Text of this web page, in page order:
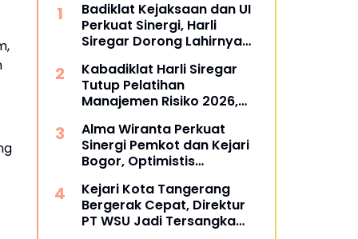
Badiklat Kejaksaan dan UI
Perkuat Sinergi, Harli
Siregar Dorong Lahirnya
Kejaksaan
Kabadiklat Harli Siregar
Tutup Pelatihan
Manajemen Risiko 2026,
Agen Perubahan di Seluruh
Satker Kejaksaan
Alma Wiranta Perkuat
Sinergi Pemkot dan Kejari
Bogor, Optimistis
Perdata Tanpa Rugikan
Daerah
Kejari Kota Tangerang
Bergerak Cepat, Direktur
PT WSU Jadi Tersangka